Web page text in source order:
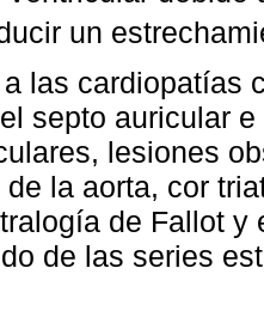
un
las cardiopatías
septo auricular
lesiones
de la aorta, cor
de Fallot
de las series